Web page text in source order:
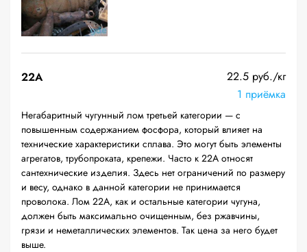
22A
22.5 руб./кг
1 приёмка
Негабаритный чугунный лом третьей категории — с
повышенным содержанием фосфора, который влияет на
технические характеристики сплава. Это могут быть элементы
агрегатов, трубопроката, крепежи. Часто к 22А относят
сантехнические изделия. Здесь нет ограничений по размеру
и весу, однако в данной категории не принимается
проволока. Лом 22А, как и остальные категории чугуна,
должен быть максимально очищенным, без ржавчины,
грязи и неметаллических элементов. Так цена за него будет
выше.